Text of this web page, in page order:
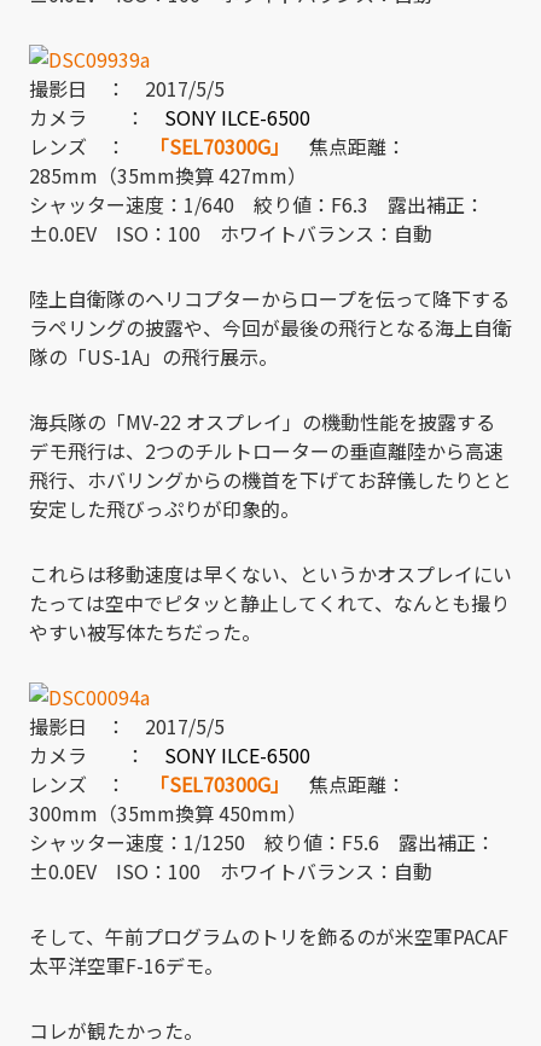
撮影日 ： 2017/5/5
カメラ ： SONY ILCE-6500
レンズ ：
「SEL70300G」
焦点距離：
285mm（35mm換算 427mm）
シャッター速度：1/640 絞り値：F6.3 露出補正：
±0.0EV ISO：100 ホワイトバランス：自動
陸上自衛隊のヘリコプターからロープを伝って降下する
ラペリングの披露や、今回が最後の飛行となる海上自衛
隊の「US-1A」の飛行展示。
海兵隊の「MV-22 オスプレイ」の機動性能を披露する
デモ飛行は、2つのチルトローターの垂直離陸から高速
飛行、ホバリングからの機首を下げてお辞儀したりとと
安定した飛びっぷりが印象的。
これらは移動速度は早くない、というかオスプレイにい
たっては空中でピタッと静止してくれて、なんとも撮り
やすい被写体たちだった。
撮影日 ： 2017/5/5
カメラ ： SONY ILCE-6500
レンズ ：
「SEL70300G」
焦点距離：
300mm（35mm換算 450mm）
シャッター速度：1/1250 絞り値：F5.6 露出補正：
±0.0EV ISO：100 ホワイトバランス：自動
そして、午前プログラムのトリを飾るのが米空軍PACAF
太平洋空軍F-16デモ。
コレが観たかった。